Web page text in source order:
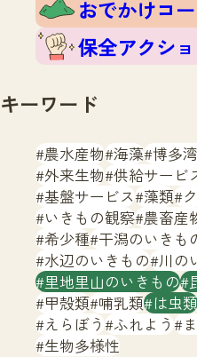
文字サイズ 小
調査結果
ふくおかいきも
マッチングTOP
掲載申し込みフォ
お問合せ
生物多様性ふくおか
サイト
おでかけコ
保全アクシ
キーワード
農水産物 海藻 博多
外来生物 供給サービ
基盤サービス 藻類
いきもの観察 農畜産
希少種 干潟のいきも
水辺のいきもの 川の
里地里山のいきもの
甲殻類 哺乳類 は虫類
えらぼう ふれよう
生物多様性